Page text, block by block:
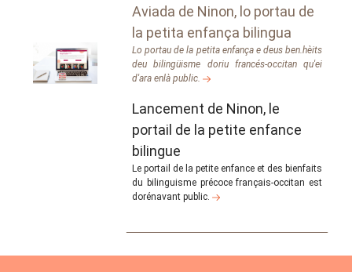
Aviada de Ninon, lo portau de
la petita enfança bilingua
Lo portau de la petita enfança e deus ben.hèits
deu bilingüisme doriu francés-occitan qu'ei
d'ara enlà public.
Lancement de Ninon, le
portail de la petite enfance
bilingue
Le portail de la petite enfance et des bienfaits
du bilinguisme précoce français-occitan est
dorénavant public.